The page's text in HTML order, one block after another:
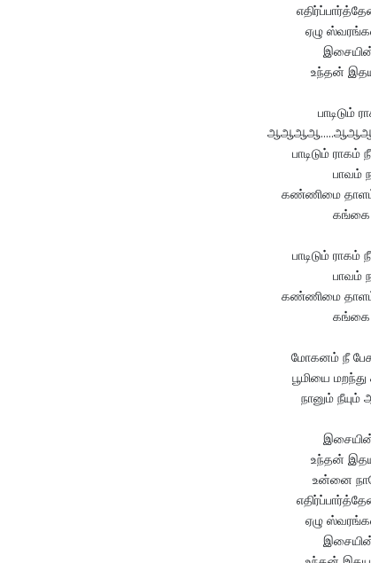
ஏழு
உந்தன்
பாடிடும்
பாடிடும்
பாவம்
கண்ணிமை
கங்கை
பாடிடும்
பாவம்
கண்ணிமை
கங்கை
மோகனம் நீ பேச
பூமியை மறந்து
நானும்
உந்தன்
உன்னை
ஏழு